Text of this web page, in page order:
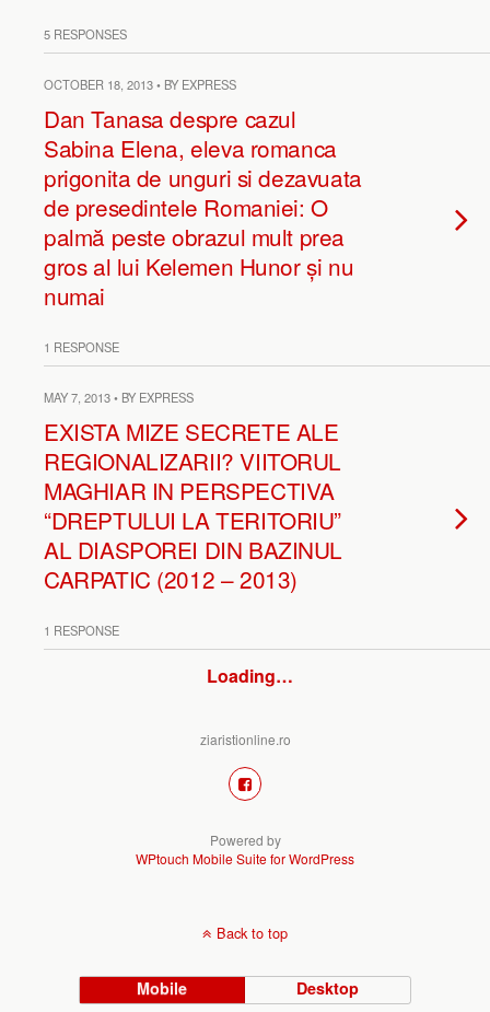
5 RESPONSES
OCTOBER 18, 2013 • BY EXPRESS
Dan Tanasa despre cazul
Sabina Elena, eleva romanca
prigonita de unguri si dezavuata
de presedintele Romaniei: O
palmă peste obrazul mult prea
gros al lui Kelemen Hunor și nu
numai
1 RESPONSE
MAY 7, 2013 • BY EXPRESS
EXISTA MIZE SECRETE ALE
REGIONALIZARII? VIITORUL
MAGHIAR IN PERSPECTIVA
“DREPTULUI LA TERITORIU”
AL DIASPOREI DIN BAZINUL
CARPATIC (2012 – 2013)
1 RESPONSE
Loading…
ziaristionline.ro
Powered by
WPtouch Mobile Suite for WordPress
Back to top
Mobile Desktop